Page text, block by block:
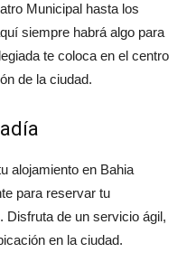
Municipal hasta los
siempre habrá algo para
te coloca en el centro
de la ciudad.
alojamiento en Bahia
para reservar tu
. Disfruta de un servicio ágil,
en la ciudad.